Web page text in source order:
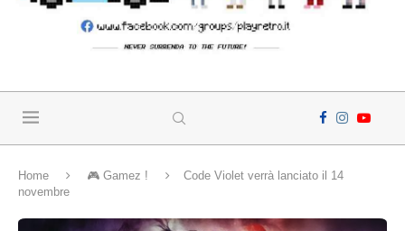
Home 🎮 Gamez !
Code Violet verrà lanciato il 14
novembre